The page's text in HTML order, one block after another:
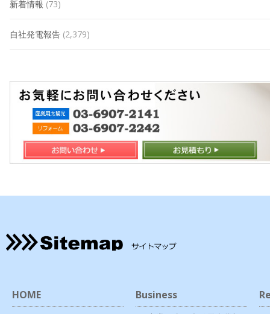
新着情報 (73)
自社発電報告 (2,379)
HOME
Business